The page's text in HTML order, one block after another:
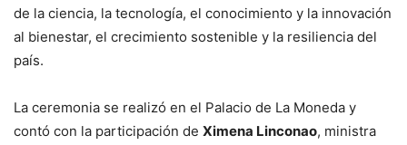
de la ciencia, la tecnología, el conocimiento y la innovación
al bienestar, el crecimiento sostenible y la resiliencia del
país.
La ceremonia se realizó en el Palacio de La Moneda y
contó con la participación de Ximena Linconao, ministra